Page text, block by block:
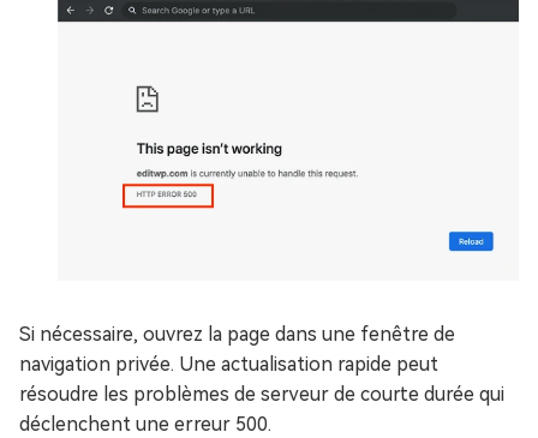
Si nécessaire, ouvrez la page dans une fenêtre de
navigation privée. Une actualisation rapide peut
résoudre les problèmes de serveur de courte durée qui
déclenchent une erreur 500.